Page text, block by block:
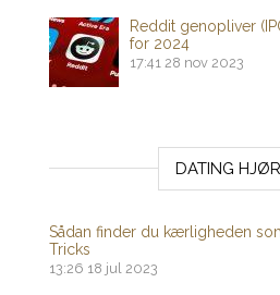
Reddit genopliver
for 2024
17:41 28 nov 2023
DATING
Sådan finder du kærligheden
Tricks
13:26 18 jul 2023